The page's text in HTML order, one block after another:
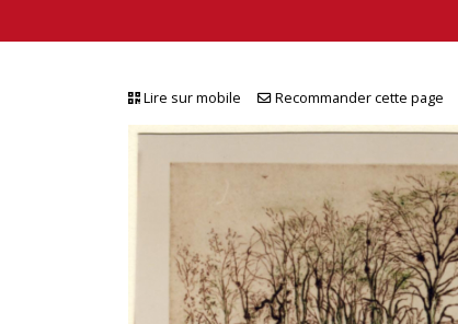
Lire sur mobile Recommander cette page